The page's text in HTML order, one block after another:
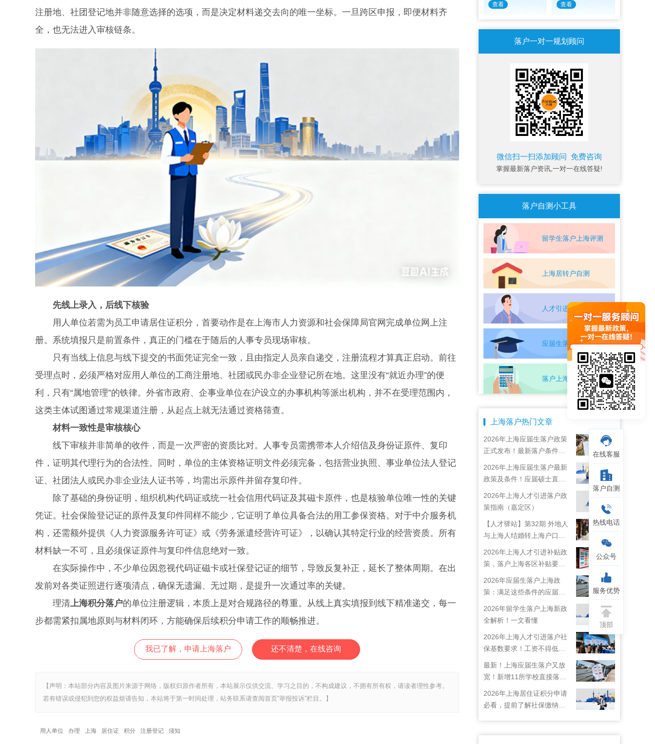
注册地、社团登记地并非随意选择的选项，而是决定材料递交去向的唯一坐标。一旦跨区申报，即便材料齐
全，也无法进入审核链条。
先线上录入，后线下核验
用人单位若需为员工申请居住证积分，首要动作是在上海市人力资源和社会保障局官网完成单位网上注
册。系统填报只是前置条件，真正的门槛在于随后的人事专员现场审核。
只有当线上信息与线下提交的书面凭证完全一致，且由指定人员亲自递交，注册流程才算真正启动。前往
受理点时，必须严格对应用人单位的工商注册地、社团或民办非企业登记所在地。这里没有“就近办理”的便
利，只有“属地管理”的铁律。外省市政府、企事业单位在沪设立的办事机构等派出机构，并不在受理范围内，
这类主体试图通过常规渠道注册，从起点上就无法通过资格筛查。
材料一致性是审核核心
线下审核并非简单的收件，而是一次严密的资质比对。人事专员需携带本人介绍信及身份证原件、复印
件，证明其代理行为的合法性。同时，单位的主体资格证明文件必须完备，包括营业执照、事业单位法人登记
证、社团法人或民办非企业法人证书等，均需出示原件并留存复印件。
除了基础的身份证明，组织机构代码证或统一社会信用代码证及其磁卡原件，也是核验单位唯一性的关键
凭证。社会保险登记证的原件及复印件同样不能少，它证明了单位具备合法的用工参保资格。对于中介服务机
构，还需额外提供《人力资源服务许可证》或《劳务派遣经营许可证》，以确认其特定行业的经营资质。所有
材料缺一不可，且必须保证原件与复印件信息绝对一致。
在实际操作中，不少单位因忽视代码证磁卡或社保登记证的细节，导致反复补正，延长了整体周期。在出
发前对各类证照进行逐项清点，确保无遗漏、无过期，是提升一次通过率的关键。
理清 上海积分落户的单位注册逻辑，本质上是对合规路径的尊重。从线上真实填报到线下精准递交，每一
步都需紧扣属地原则与材料闭环，方能确保后续积分申请工作的顺畅推进。
我已了解，申请上海落户 还不清楚，在线咨询
【声明：本站部分内容及图片来源于网络，版权归原作者所有，本站展示仅供交流、学习之目的，不构成建议，不拥有所有权，请读者理性参考。
若有错误或侵犯到您的权益烦请告知，本站将于第一时间处理，站务联系请查阅首页“举报投诉”栏目。】
用人单位 办理 上海 居住证 积分 注册登记 须知
查看 查看
落户一对一规划顾问
微信扫一扫添加顾问 免费咨询
掌握最新落户资讯,一对一在线答疑!
落户自测小工具
留学生落户上海评测
上海居转户自测
人才引进落户评测
应届生落户上海自测
落户上海条件自测
上海落户热门文章
2026年上海应届生落户政策
正式发布！最新落户条件及
流程解析！
2026年上海应届生落户最新
政策及条件！应届硕士直接
落户上海！
2026年上海人才引进落户政
策指南（嘉定区）
【人才驿站】第32期 外地人
与上海人结婚转上海户口攻
略来啦！
2026年上海人才引进补贴政
策，落户上海各区补贴要求
2026年应届生落户上海政
策：满足这些条件的应届生
就能落户上海啦！
2026年留学生落户上海新政
全解析！一文看懂
2026年上海人才引进落户社
保基数要求！工资不得低于
22792元！
最新！上海应届生落户又放
宽！新增11所学校直接落
2026年上海居住证积分申请
必看，提前了解社保缴纳要
在线客服
落户自测
热线电话
公众号
服务优势
顶部